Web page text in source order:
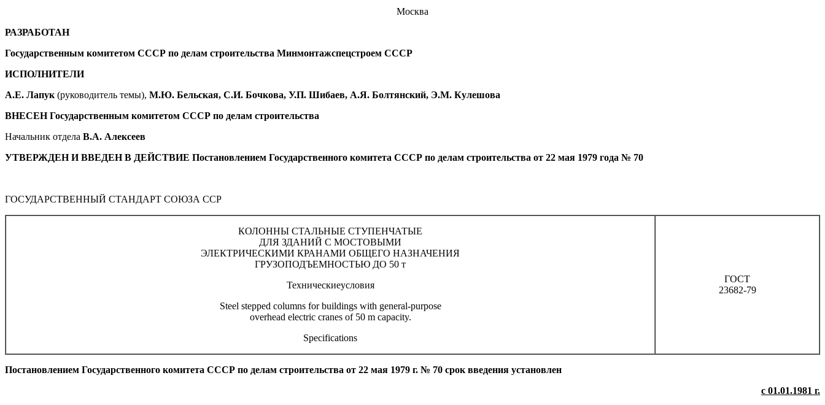
Москва
РАЗРАБОТАН
Государственным комитетом СССР по делам строительства Минмонтажспецстроем СССР
ИСПОЛНИТЕЛИ
А.Е. Лапук (руководитель темы), М.Ю. Бельская, С.И. Бочкова, У.П. Шибаев, А.Я. Болтянский, Э.М. Кулешова
ВНЕСЕН Государственным комитетом СССР по делам строительства
Начальник отдела В.А. Алексеев
УТВЕРЖДЕН И ВВЕДЕН В ДЕЙСТВИЕ Постановлением Государственного комитета СССР по делам строительства от 22 мая 1979 года № 70
ГОСУДАРСТВЕННЫЙ СТАНДАРТ СОЮЗА ССР
КОЛОННЫ СТАЛЬНЫЕ СТУПЕНЧАТЫЕ
ДЛЯ ЗДАНИЙ С МОСТОВЫМИ
ЭЛЕКТРИЧЕСКИМИ КРАНАМИ ОБЩЕГО НАЗНАЧЕНИЯ
ГРУЗОПОДЪЕМНОСТЬЮ ДО 50 т
Техническиеусловия
Steel stepped columns for buildings with general-purpose
overhead electric cranes of 50 m capacity.
Specifications
ГОСТ
23682-79
Постановлением Государственного комитета СССР по делам строительства от 22 мая 1979 г. № 70 срок введения установлен
с 01.01.1981 г.